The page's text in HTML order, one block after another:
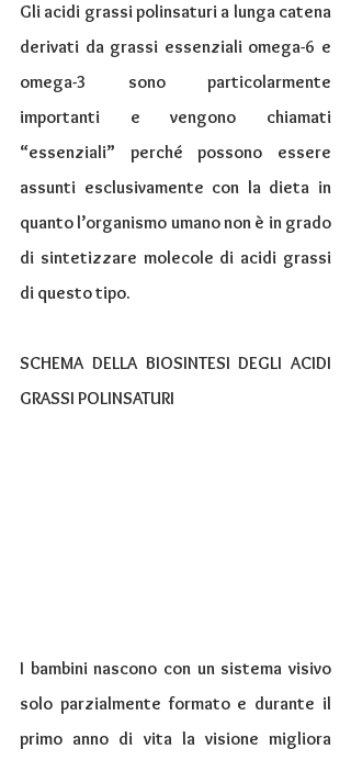
Gli acidi grassi polinsaturi a lunga catena
derivati da grassi essenziali omega-6 e
omega-3 sono particolarmente
importanti e vengono chiamati
“essenziali” perché possono essere
assunti esclusivamente con la dieta in
quanto l’organismo umano non è in grado
di sintetizzare molecole di acidi grassi
di questo tipo.
SCHEMA DELLA BIOSINTESI DEGLI ACIDI
GRASSI POLINSATURI
I bambini nascono con un sistema visivo
solo parzialmente formato e durante il
primo anno di vita la visione migliora